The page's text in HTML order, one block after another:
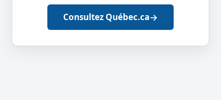
Consultez Québec.ca→